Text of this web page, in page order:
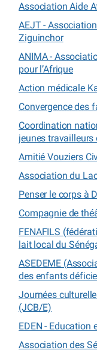
Association Aide
AEJT -
Ziguinchor
ANIMA -
pour l’Afrique
Action médicale
Convergence des
Coordination
jeunes travailleurs
Amitié Vouziers
Association du
Penser le corps à
Compagnie de
FENAFILS
lait local du
ASEDEME
des enfants
Journées
(JCB/E)
EDEN - Education
Association des